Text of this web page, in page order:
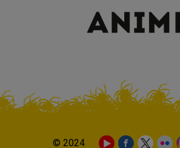
© 2024